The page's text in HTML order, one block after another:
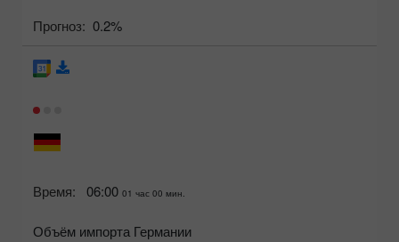
Прогноз: 0.2%
Время: 06:00 01 час 00 мин.
Объём импорта Германии